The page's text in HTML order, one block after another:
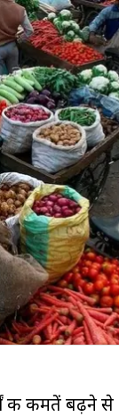
कीमतें बढ़ने से